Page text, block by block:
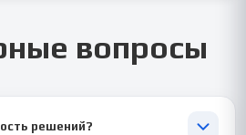
вопросы
решений?